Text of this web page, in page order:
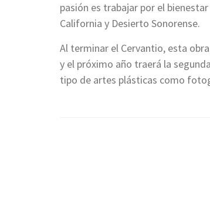
pasión es trabajar por el
California y Desierto Sonorense.
Al terminar el Cervantio, esta
y el próximo año traerá la
tipo de artes plásticas como